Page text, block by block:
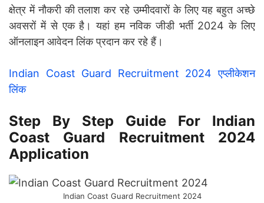
क्षेत्र में नौकरी की तलाश कर रहे उम्मीदवारों के लिए यह बहुत अच्छे
अवसरों में से एक है। यहां हम नविक जीडी भर्ती 2024 के लिए
ऑनलाइन आवेदन लिंक प्रदान कर रहे हैं।
Indian Coast Guard Recruitment 2024 एप्लीकेशन
लिंक
Step By Step Guide For Indian
Coast Guard Recruitment 2024
Application
Indian Coast Guard Recruitment 2024